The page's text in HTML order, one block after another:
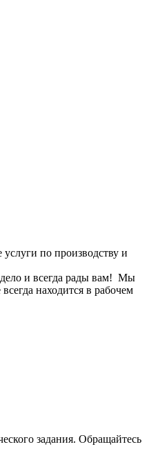
по производству и
и всегда рады вам! Мы
находится в рабочем
задания. Обращайтесь